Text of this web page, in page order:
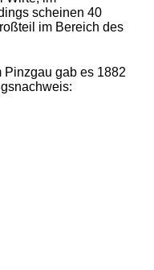
scheinen 40
im Bereich des
Pinzgau gab es 1882